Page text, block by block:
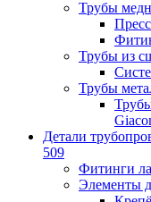
Трубы
Трубы из
Трубы
Детали
509
Фитинги
Элементы